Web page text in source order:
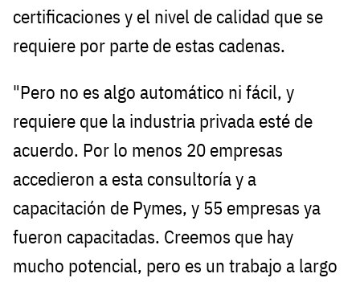
certificaciones y el nivel de calidad que se
requiere por parte de estas cadenas.
"Pero no es algo automático ni fácil, y
requiere que la industria privada esté de
acuerdo. Por lo menos 20 empresas
accedieron a esta consultoría y a
capacitación de Pymes, y 55 empresas ya
fueron capacitadas. Creemos que hay
mucho potencial, pero es un trabajo a largo